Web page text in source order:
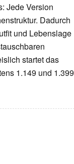
Jede Version
Dadurch
und Lebenslage
startet das
1.149 und 1.399